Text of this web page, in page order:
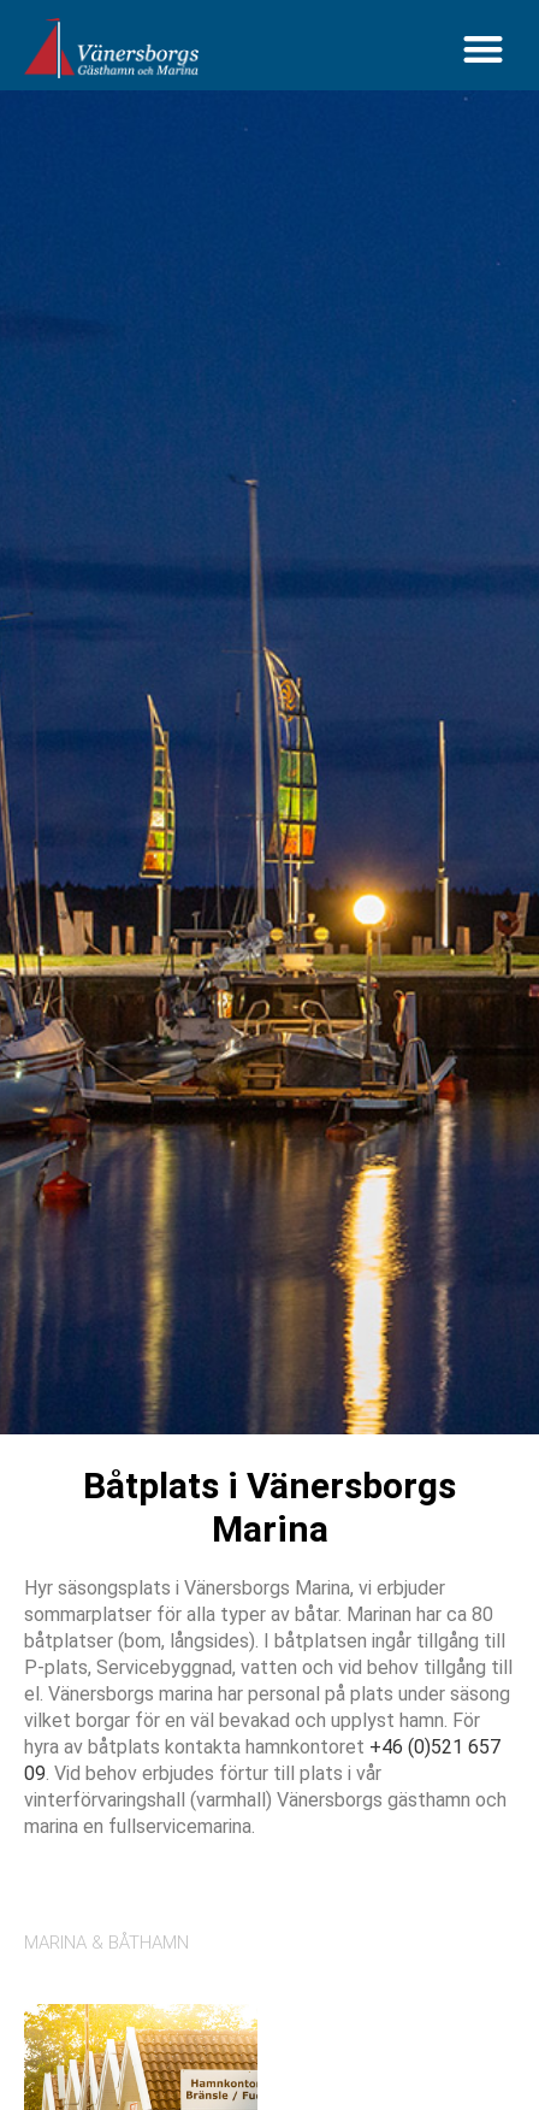
Båtplats i Vänersborgs
Marina
Hyr säsongsplats i Vänersborgs Marina, vi erbjuder
sommarplatser för alla typer av båtar. Marinan har ca 80
båtplatser (bom, långsides). I båtplatsen ingår tillgång till
P-plats, Servicebyggnad, vatten och vid behov tillgång till
el. Vänersborgs marina har personal på plats under säsong
vilket borgar för en väl bevakad och upplyst hamn. För
hyra av båtplats kontakta hamnkontoret +46 (0)521 657
09 . Vid behov erbjudes förtur till plats i vår
vinterförvaringshall (varmhall) Vänersborgs gästhamn och
marina en fullservicemarina.
MARINA & BÅTHAMN